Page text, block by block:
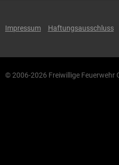
Impressum Haftungsausschluss
© 2006-2026 Freiwillige Feuerwehr